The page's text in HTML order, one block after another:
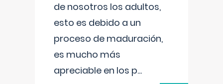
de nosotros los adultos,
esto es debido a un
proceso de maduración,
es mucho más
apreciable en los p...